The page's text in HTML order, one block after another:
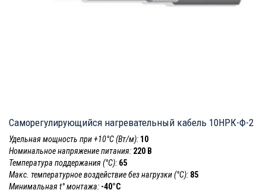
Саморегулирующийся нагревательный кабель 10НРК-Ф-2
Удельная мощность при +10°С (Вт/м): 10
Номинальное напряжение питания: 220 В
Температура поддержания (°С): 65
Макс. температурное воздействие без нагрузки (°С): 85
Минимальная t° монтажа: -40°С